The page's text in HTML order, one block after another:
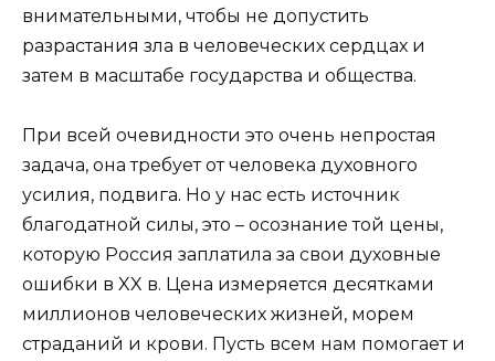
внимательными, чтобы не допустить
разрастания зла в человеческих сердцах и
затем в масштабе государства и общества.
При всей очевидности это очень непростая
задача, она требует от человека духовного
усилия, подвига. Но у нас есть источник
благодатной силы, это – осознание той цены,
которую Россия заплатила за свои духовные
ошибки в XX в. Цена измеряется десятками
миллионов человеческих жизней, морем
страданий и крови. Пусть всем нам помогает и